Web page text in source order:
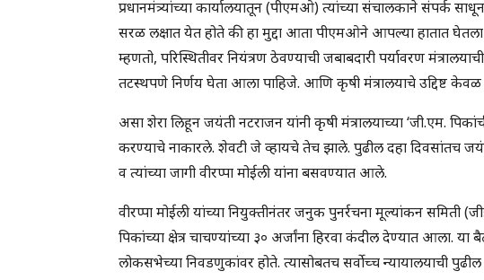
प्रधानमंत्र्यांच्या कार्यालयातून (पीएमओ) त्यांच्या संचालकाने संपर्क
सरळ लक्षात येत होते की हा मुद्दा आता पीएमओने आपल्या हातात घेतला
म्हणतो, परिस्थितीवर नियंत्रण ठेवण्याची जबाबदारी पर्यावरण
तटस्थपणे निर्णय घेता आला पाहिजे. आणि कृषी मंत्रालयाचे उद्दिष्ट
असा शेरा लिहून जयंती नटराजन यांनी कृषी मंत्रालयाच्या ‘जी.एम.
करण्याचे नाकारले. शेवटी जे व्हायचे तेच झाले. पुढील दहा दिवसांतच
व त्यांच्या जागी वीरप्पा मोईली यांना बसवण्यात आले.
वीरप्पा मोईली यांच्या नियुक्तीनंतर जनुक पुनर्रचना मूल्यांकन समिती
पिकांच्या क्षेत्र चाचण्यांच्या ३० अर्जांना हिरवा कंदील देण्यात आला.
लोकसभेच्या निवडणुकांवर होते. त्यासोबतच सर्वोच्च न्यायालयाची